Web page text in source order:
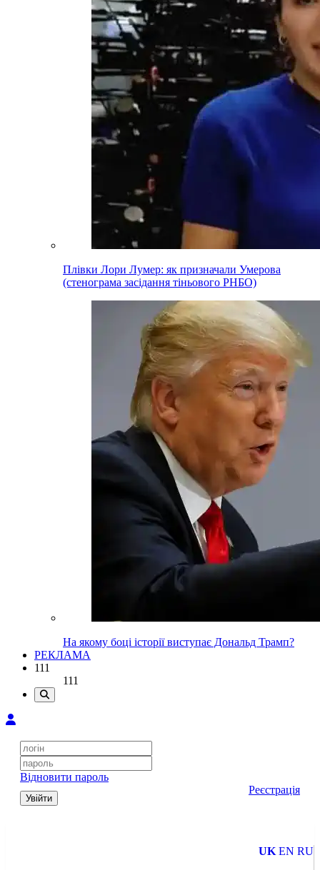
Плівки Лори Лумер: як призначали Умерова
(стенограма засідання тіньового РНБО)
На якому боці історії виступає Дональд Трамп?
РЕКЛАМА
111
111
Відновити пароль
Увійти
Реєстрація
UK EN RU